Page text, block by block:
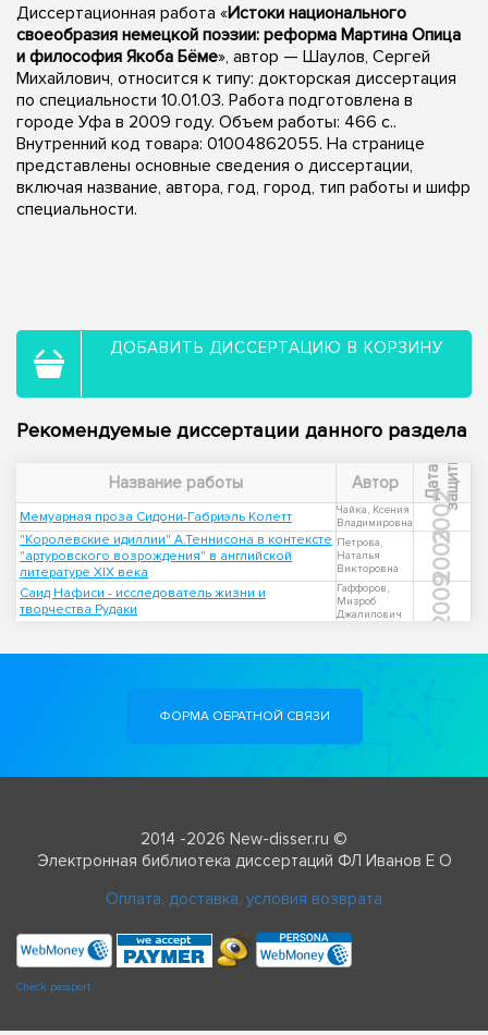
Диссертационная работа «Истоки национального
своеобразия немецкой поэзии: реформа Мартина Опица
и философия Якоба Бёме», автор — Шаулов, Сергей
Михайлович, относится к типу: докторская диссертация
по специальности 10.01.03. Работа подготовлена в
городе Уфа в 2009 году. Объем работы: 466 с..
Внутренний код товара: 01004862055. На странице
представлены основные сведения о диссертации,
включая название, автора, год, город, тип работы и шифр
специальности.
ДОБАВИТЬ ДИССЕРТАЦИЮ В КОРЗИНУ
Рекомендуемые диссертации данного раздела
Название работы Автор Д
а
т
а
з
а
щ
и
ты
Мемуарная проза Сидони-Габриэль Колетт
Чайка, Ксения
Владимировна
2002
"Королевские идиллии" А.Теннисона в контексте
"артуровского возрождения" в английской
литературе XIX века
Петрова,
Наталья
Викторовна
2003
Саид Нафиси - исследователь жизни и
творчества Рудаки
Гаффоров,
Мизроб
Джалилович
2009
ФОРМА ОБРАТНОЙ СВЯЗИ
2014 -2026 New-disser.ru ©
Электронная библиотека диссертаций ФЛ Иванов Е О
Оплата, доставка, условия возврата
Check passport